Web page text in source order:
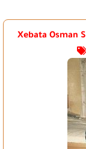
Xebata Osman